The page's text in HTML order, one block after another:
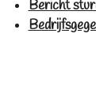
Bericht